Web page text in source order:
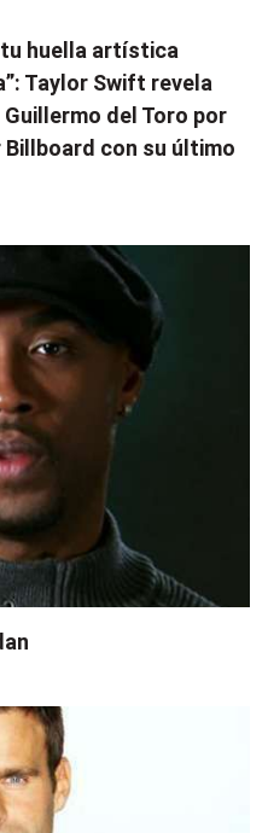
tu huella artística
Taylor Swift revela
del Toro por
Billboard con su último